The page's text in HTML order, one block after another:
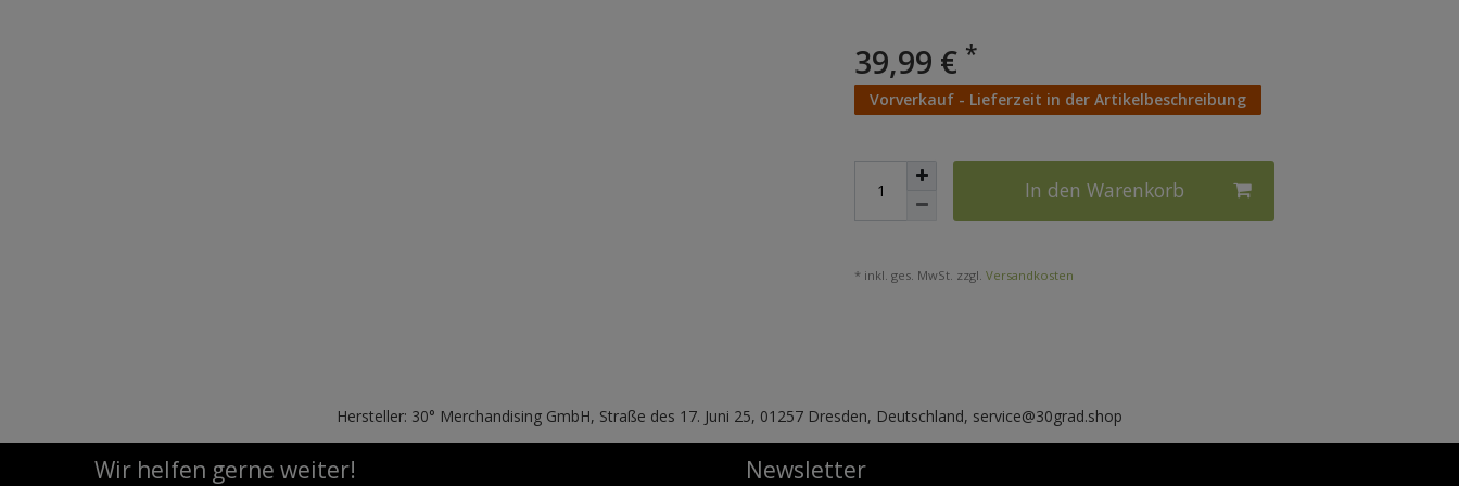
39,99 € *
Vorverkauf - Lieferzeit in der Artikelbeschreibung
In den Warenkorb
* inkl. ges. MwSt. zzgl. Versandkosten
Hersteller: 30° Merchandising GmbH, Straße des 17. Juni 25, 01257 Dresden, Deutschland, service@30grad.shop
Wir helfen gerne weiter! Newsletter